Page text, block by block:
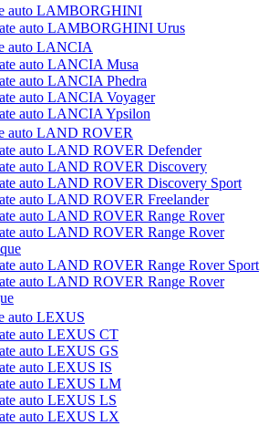
auto LAMBORGHINI
auto LAMBORGHINI Urus
auto LANCIA
auto LANCIA Musa
auto LANCIA Phedra
auto LANCIA Voyager
auto LANCIA Ypsilon
auto LAND ROVER
auto LAND ROVER Defender
auto LAND ROVER Discovery
auto LAND ROVER Discovery Sport
auto LAND ROVER Freelander
auto LAND ROVER Range Rover
auto LAND ROVER Range Rover
auto LAND ROVER Range Rover Sport
auto LAND ROVER Range Rover
auto LEXUS
auto LEXUS CT
auto LEXUS GS
auto LEXUS IS
auto LEXUS LM
auto LEXUS LS
auto LEXUS LX